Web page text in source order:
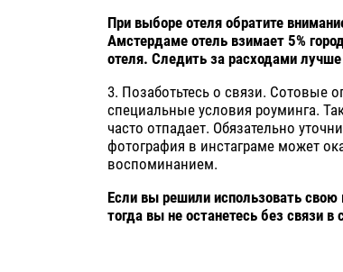
При выборе отеля обратите
Амстердаме отель взимает 5%
отеля. Следить за расходами лучше
3. Позаботьтесь о связи. Сотовые
специальные условия роуминга.
часто отпадает. Обязательно
фотография в инстаграме может
воспоминанием.
Если вы решили использовать свою
тогда вы не останетесь без связи